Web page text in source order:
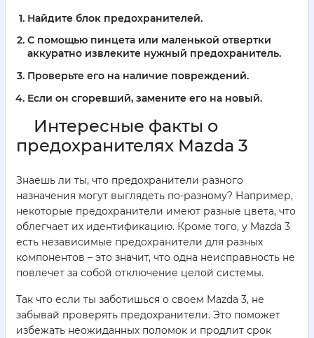
Найдите блок предохранителей.
С помощью пинцета или маленькой отвертки
аккуратно извлеките нужный предохранитель.
Проверьте его на наличие повреждений.
Если он сгоревший, замените его на новый.
Интересные факты о
предохранителях Mazda 3
Знаешь ли ты, что предохранители разного
назначения могут выглядеть по-разному? Например,
некоторые предохранители имеют разные цвета, что
облегчает их идентификацию. Кроме того, у Mazda 3
есть независимые предохранители для разных
компонентов – это значит, что одна неисправность не
повлечет за собой отключение целой системы.
Так что если ты заботишься о своем Mazda 3, не
забывай проверять предохранители. Это поможет
избежать неожиданных поломок и продлит срок